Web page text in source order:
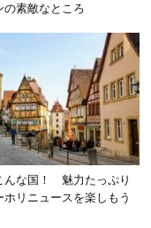
の素敵なところ
んな国！ 魅力たっぷり
ホリニュースを楽しもう